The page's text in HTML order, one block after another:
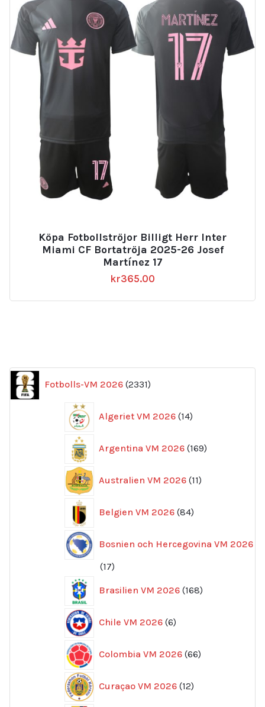
Köpa Fotbollströjor Billigt Herr Inter
Miami CF Bortatröja 2025-26 Josef
Martínez 17
kr365.00
Fotbolls-VM 2026 2331
produkter
Algeriet VM 2026 14
produkter
Argentina VM 2026 169
produkter
Australien VM 2026 11
produkter
Belgien VM 2026 84
produkter
Bosnien och Hercegovina VM 2026
1717
Brasilien VM 2026 168
produkter
Chile VM 2026 6
produkter
Colombia VM 2026 66
produkter
Curaçao VM 2026 12
produkter